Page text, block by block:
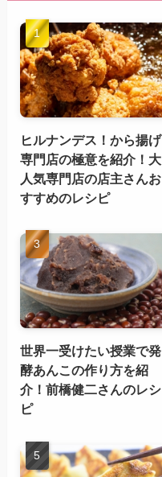
ヒルナンデス！から揚げ
専門店の極意を紹介！大
人気専門店の店主さんお
すすめのレシピ
世界一受けたい授業で発
酵あんこの作り方を紹
介！前橋健二さんのレシ
ピ